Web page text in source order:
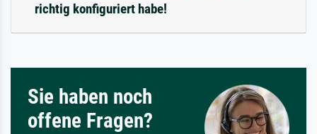
richtig konfiguriert habe!
Sie haben noch
offene Fragen?